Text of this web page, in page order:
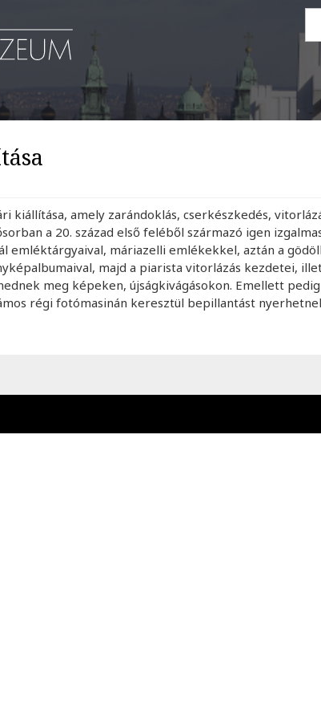
kiállítása, amely zarándoklás, cserkészkedés,
a 20. század első feléből származó igen
emléktárgyaival, máriazelli emlékekkel, aztán a
majd a piarista vitorlázás kezdetei,
meg képeken, újságkivágásokon. Emellett
régi fotómasinán keresztül bepillantást